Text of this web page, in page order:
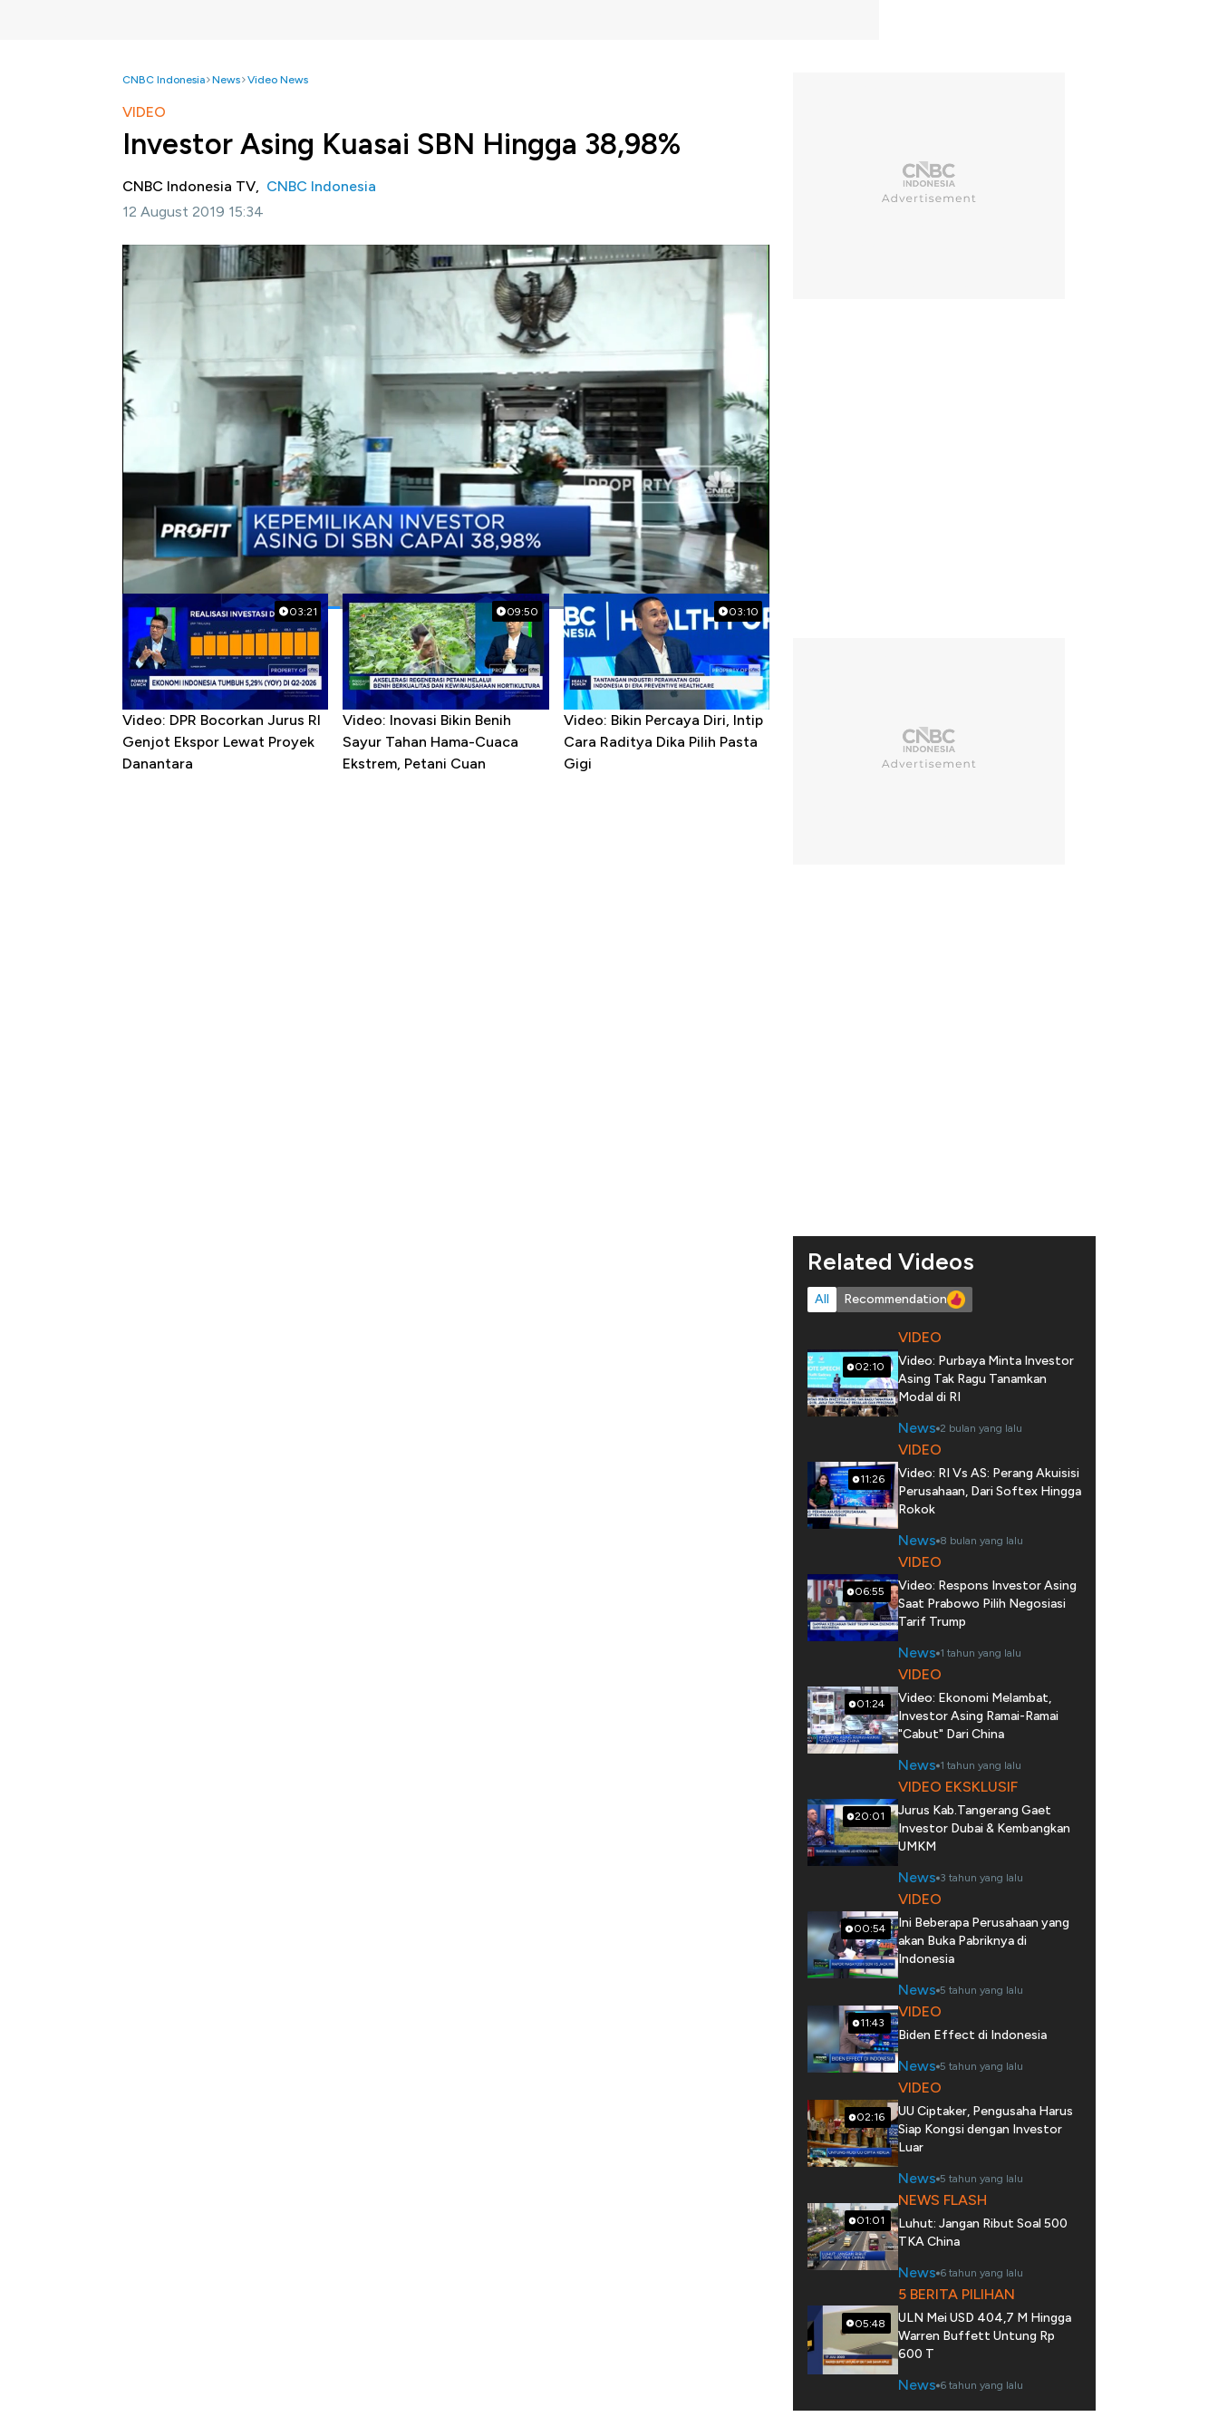
CNBC Indonesia News Video News
VIDEO
Investor Asing Kuasai SBN Hingga 38,98%
CNBC Indonesia TV, CNBC Indonesia
12 August 2019 15:34
Jakarta, CNBC Indonesia -
Kepemilikan investor asing di Surat Berharga Negara (SBN) tengah
mencapai 38,98%. Kondisi ini membuat perekonomian Indonesia rentan dengan dampak negatif
ekonomi global.
Simak informasi selengkapnya dalam program Profit di CNBC Indonesia (Senin, 12/08/2019).
Bagikan:
#investor asing #sbn
Popular Videos
03:21
Video: DPR Bocorkan Jurus RI
Genjot Ekspor Lewat Proyek
Danantara
09:50
Video: Inovasi Bikin Benih
Sayur Tahan Hama-Cuaca
Ekstrem, Petani Cuan
03:10
Video: Bikin Percaya Diri, Intip
Cara Raditya Dika Pilih Pasta
Gigi
Related Videos
All Recommendation
02:10
VIDEO
Video: Purbaya Minta Investor
Asing Tak Ragu Tanamkan
Modal di RI
News 2 bulan yang lalu
11:26
VIDEO
Video: RI Vs AS: Perang Akuisisi
Perusahaan, Dari Softex Hingga
Rokok
News 8 bulan yang lalu
06:55
VIDEO
Video: Respons Investor Asing
Saat Prabowo Pilih Negosiasi
Tarif Trump
News 1 tahun yang lalu
01:24
VIDEO
Video: Ekonomi Melambat,
Investor Asing Ramai-Ramai
"Cabut" Dari China
News 1 tahun yang lalu
20:01
VIDEO EKSKLUSIF
Jurus Kab.Tangerang Gaet
Investor Dubai & Kembangkan
UMKM
News 3 tahun yang lalu
00:54
VIDEO
Ini Beberapa Perusahaan yang
akan Buka Pabriknya di
Indonesia
News 5 tahun yang lalu
11:43
VIDEO
Biden Effect di Indonesia
News 5 tahun yang lalu
02:16
VIDEO
UU Ciptaker, Pengusaha Harus
Siap Kongsi dengan Investor
Luar
News 5 tahun yang lalu
01:01
NEWS FLASH
Luhut: Jangan Ribut Soal 500
TKA China
News 6 tahun yang lalu
05:48
5 BERITA PILIHAN
ULN Mei USD 404,7 M Hingga
Warren Buffett Untung Rp
600 T
News 6 tahun yang lalu